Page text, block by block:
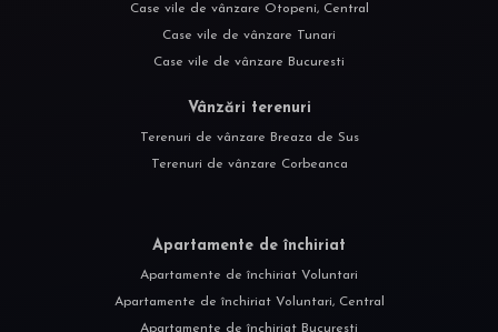
Case vile de vânzare Otopeni, Central
Case vile de vânzare Tunari
Case vile de vânzare Bucuresti
Vânzări terenuri
Terenuri de vânzare Breaza de Sus
Terenuri de vânzare Corbeanca
Apartamente de închiriat
Apartamente de închiriat Voluntari
Apartamente de închiriat Voluntari, Central
Apartamente de închiriat Bucuresti